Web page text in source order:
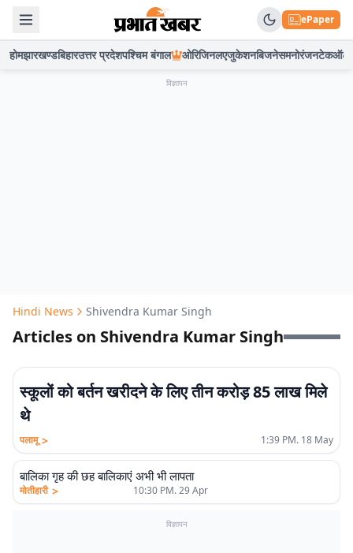
ePaper
होमझारखण्डबिहारउत्तर प्रदेशपश्चिम बंगाल ओरिजिनलएजुकेशनबिजनेसमनोरंजनटेकऑटो
विज्ञापन
Hindi News Shivendra Kumar Singh
Articles on Shivendra Kumar Singh
स्कूलों को बर्तन खरीदने के लिए तीन करोड़ 85 लाख मिले
थे
पलामू > 1:39 PM. 18 May
बालिका गृह की छह बालिकाएं अभी भी लापता
मोतीहारी > 10:30 PM. 29 Apr
विज्ञापन